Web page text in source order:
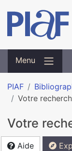
Menu
PIAF
Votre
Votre
Aide